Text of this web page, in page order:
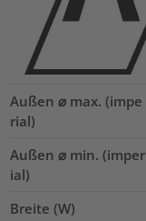
Außen ⌀ max. (impe
rial)
Außen ⌀ min. (imper
ial)
Breite (W)